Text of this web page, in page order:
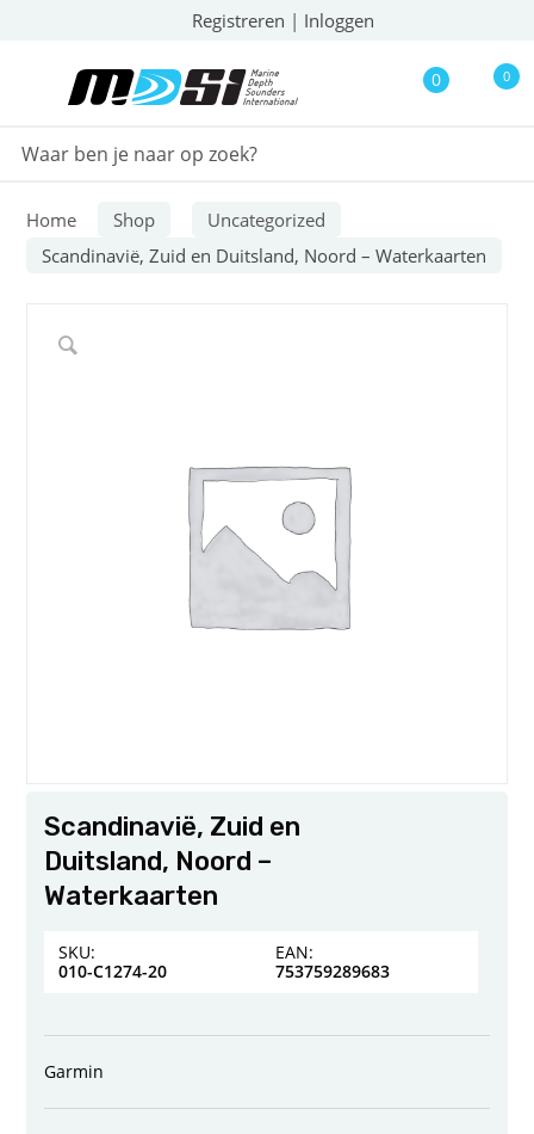
Registreren | Inloggen
0 0
Home Shop
Uncategorized
Scandinavië, Zuid en Duitsland, Noord – Waterkaarten
Scandinavië, Zuid en
Duitsland, Noord –
Waterkaarten
SKU:
010-C1274-20
EAN:
753759289683
Garmin